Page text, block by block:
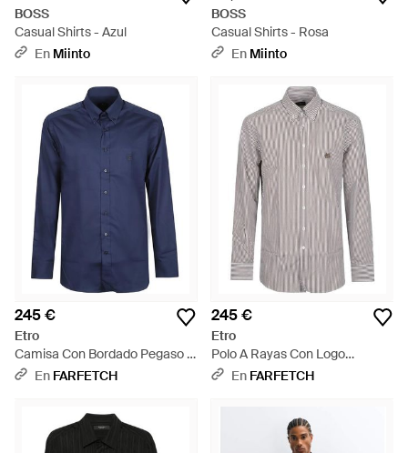
BOSS
Casual Shirts - Azul
En Miinto
BOSS
Casual Shirts - Rosa
En Miinto
245 €
Etro
Camisa Con Bordado Pegaso Y
Botones - Azul
En FARFETCH
245 €
Etro
Polo A Rayas Con Logo
Bordado - Gris
En FARFETCH